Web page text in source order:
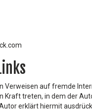
Verweisen auf fremde
Kraft treten, in dem der
erklärt hiermit